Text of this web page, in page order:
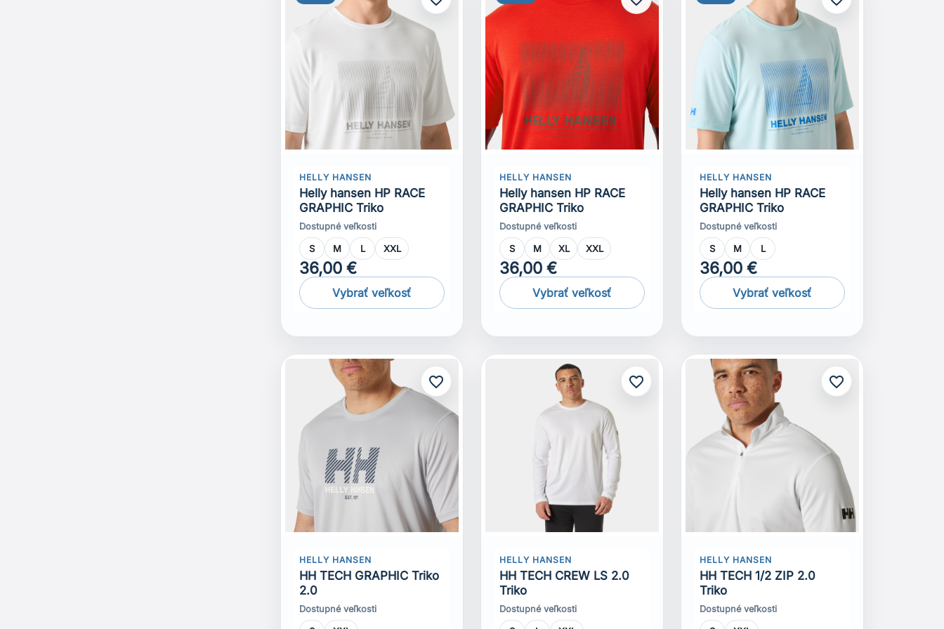
HELLY HANSEN
Helly hansen HP RACE
GRAPHIC Triko
Dostupné veľkosti
S M L XXL
36,00 €
Vybrať veľkosť
HELLY HANSEN
Helly hansen HP RACE
GRAPHIC Triko
Dostupné veľkosti
S M XL XXL
36,00 €
Vybrať veľkosť
HELLY HANSEN
Helly hansen HP RACE
GRAPHIC Triko
Dostupné veľkosti
S M L
36,00 €
Vybrať veľkosť
favorite_border
HELLY HANSEN
HH TECH GRAPHIC Triko
2.0
Dostupné veľkosti
favorite_border
HELLY HANSEN
HH TECH CREW LS 2.0
Triko
Dostupné veľkosti
favorite_border
HELLY HANSEN
HH TECH 1/2 ZIP 2.0
Triko
Dostupné veľkosti